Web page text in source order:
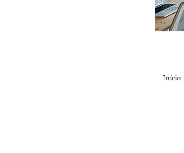
Início